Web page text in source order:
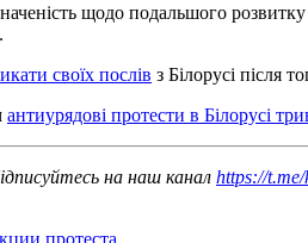
щодо подальшого
своїх послів з Білорусі після
антиурядові протести в Білорусі
на наш канал https://
протеста